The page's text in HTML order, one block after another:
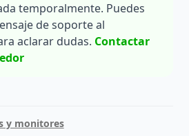
temporalmente. Puedes
de soporte al
aclarar dudas. Contactar
y monitores